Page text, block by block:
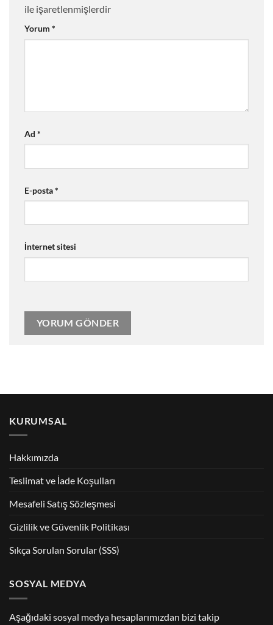
ile işaretlenmişlerdir
Yorum *
Ad *
E-posta*
İnternet sitesi
KURUMSAL
Hakkımızda
Teslimat ve İade Koşulları
Mesafeli Satış Sözleşmesi
Gizlilik ve Güvenlik Politikası
Sıkça Sorulan Sorular (SSS)
SOSYAL MEDYA
Aşağıdaki sosyal medya hesaplarımızdan bizi takip